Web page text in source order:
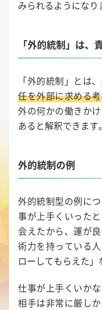
みられるようになり
「外的統制」は、
「外的統制」とは、
任を外部に求める
外の何かの働きか
あると解釈できます。
外的統制の例
外的統制型の例に
事が上手くいった
会えたから、運が
術力を持っている
ローしてもらえた」
仕事が上手くいか
相手は非常に厳し